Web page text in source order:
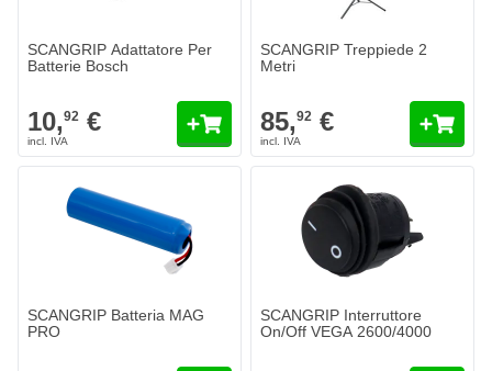
SCANGRIP Adattatore Per
Batterie Bosch
10,92 €
SCANGRIP Treppiede 2
Metri
85,92 €
SCANGRIP Batteria MAG
PRO
SCANGRIP Interruttore
On/Off VEGA 2600/4000